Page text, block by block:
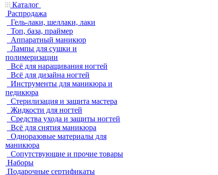
Каталог
Распродажа
Гель-лаки, шеллаки, лаки
Топ, база, праймер
Аппаратный маникюр
Лампы для сушки и
полимеризации
Всё для наращивания ногтей
Всё для дизайна ногтей
Инструменты для маникюра и
педикюра
Стерилизация и защита мастера
Жидкости для ногтей
Средства ухода и защиты ногтей
Всё для снятия маникюра
Одноразовые материалы для
маникюра
Сопутствующие и прочие товары
Наборы
Подарочные сертификаты